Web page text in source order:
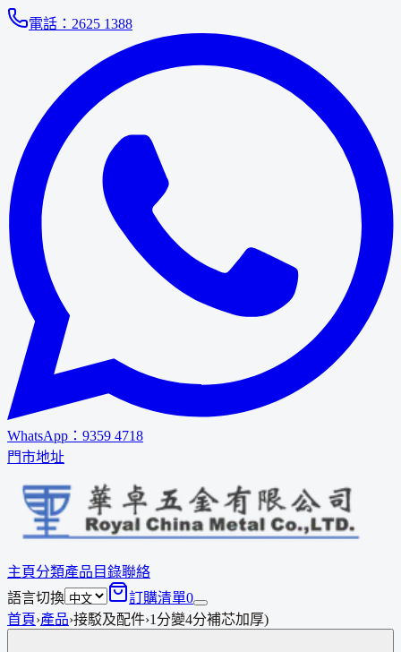
電話： 2625 1388
WhatsApp： 9359 4718
門市地址
主頁分類產品 目錄聯絡
語言切換
訂購清單0
首頁›產品›接駁及配件›1分變4分補芯加厚)